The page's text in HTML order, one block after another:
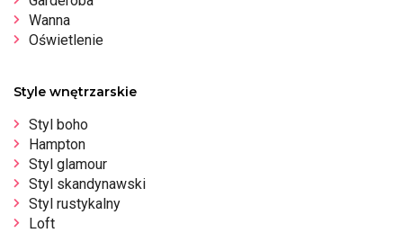
Wanna
Oświetlenie
Style wnętrzarskie
Styl boho
Hampton
Styl glamour
Styl skandynawski
Styl rustykalny
Loft